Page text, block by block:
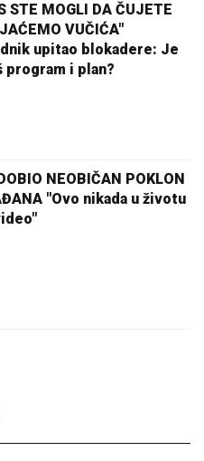
STE MOGLI DA ČUJETE
VUČIĆA"
upitao blokadere: Je
program i plan?
NEOBIČAN POKLON
"Ovo nikada u životu